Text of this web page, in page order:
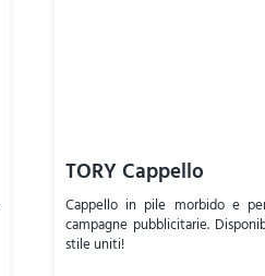
TORY Cappello
Cappello in pile morbido e
campagne pubblicitarie.
stile uniti!